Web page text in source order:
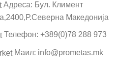
Адреса: Бул. Климент
Македонија
Телефон: +389(0)78 288 973
Маил: info@prometas.mk